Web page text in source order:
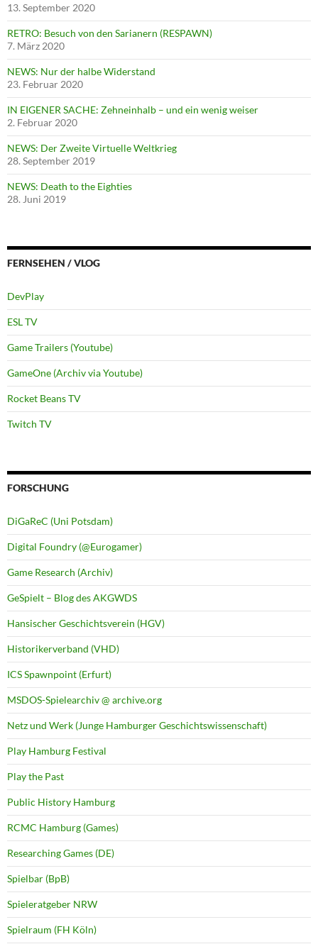
13. September 2020
RETRO: Besuch von den Sarianern (RESPAWN)
7. März 2020
NEWS: Nur der halbe Widerstand
23. Februar 2020
IN EIGENER SACHE: Zehneinhalb – und ein wenig weiser
2. Februar 2020
NEWS: Der Zweite Virtuelle Weltkrieg
28. September 2019
NEWS: Death to the Eighties
28. Juni 2019
FERNSEHEN / VLOG
DevPlay
ESL TV
Game Trailers (Youtube)
GameOne (Archiv via Youtube)
Rocket Beans TV
Twitch TV
FORSCHUNG
DiGaReC (Uni Potsdam)
Digital Foundry (@Eurogamer)
Game Research (Archiv)
GeSpielt – Blog des AKGWDS
Hansischer Geschichtsverein (HGV)
Historikerverband (VHD)
ICS Spawnpoint (Erfurt)
MSDOS-Spielearchiv @ archive.org
Netz und Werk (Junge Hamburger Geschichtswissenschaft)
Play Hamburg Festival
Play the Past
Public History Hamburg
RCMC Hamburg (Games)
Researching Games (DE)
Spielbar (BpB)
Spieleratgeber NRW
Spielraum (FH Köln)